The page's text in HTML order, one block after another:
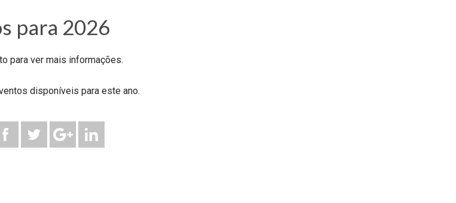
para 2026
para ver mais informações.
disponíveis para este ano.